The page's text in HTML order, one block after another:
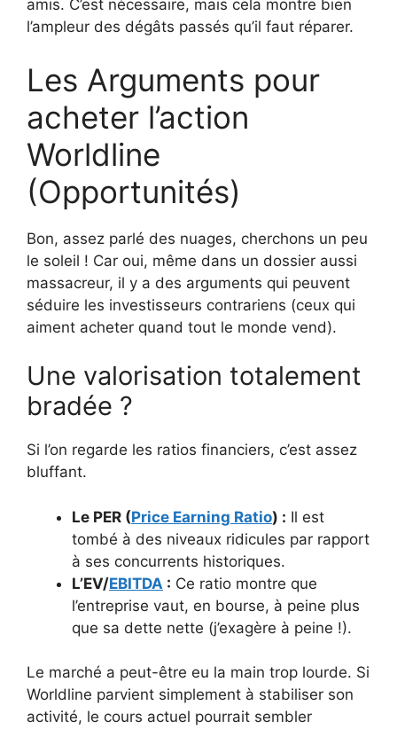
amis. C’est nécessaire, mais cela montre bien
l’ampleur des dégâts passés qu’il faut réparer.
Les Arguments pour
acheter l’action
Worldline
(Opportunités)
Bon, assez parlé des nuages, cherchons un peu
le soleil ! Car oui, même dans un dossier aussi
massacreur, il y a des arguments qui peuvent
séduire les investisseurs contrariens (ceux qui
aiment acheter quand tout le monde vend).
Une valorisation totalement
bradée ?
Si l’on regarde les ratios financiers, c’est assez
bluffant.
Le PER (Price Earning Ratio) : Il est
tombé à des niveaux ridicules par rapport
à ses concurrents historiques.
L’EV/EBITDA : Ce ratio montre que
l’entreprise vaut, en bourse, à peine plus
que sa dette nette (j’exagère à peine !).
Le marché a peut-être eu la main trop lourde. Si
Worldline parvient simplement à stabiliser son
activité, le cours actuel pourrait sembler